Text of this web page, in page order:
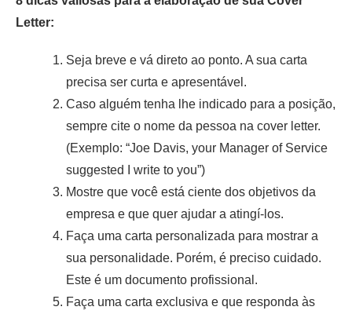
Letter:
Seja breve e vá direto ao ponto. A sua carta
precisa ser curta e apresentável.
Caso alguém tenha lhe indicado para a posição,
sempre cite o nome da pessoa na cover letter.
(Exemplo: “Joe Davis, your Manager of Service
suggested I write to you”)
Mostre que você está ciente dos objetivos da
empresa e que quer ajudar a atingí-los.
Faça uma carta personalizada para mostrar a
sua personalidade. Porém, é preciso cuidado.
Este é um documento profissional.
Faça uma carta exclusiva e que responda às